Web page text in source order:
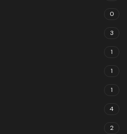
0
3
1
1
1
4
2